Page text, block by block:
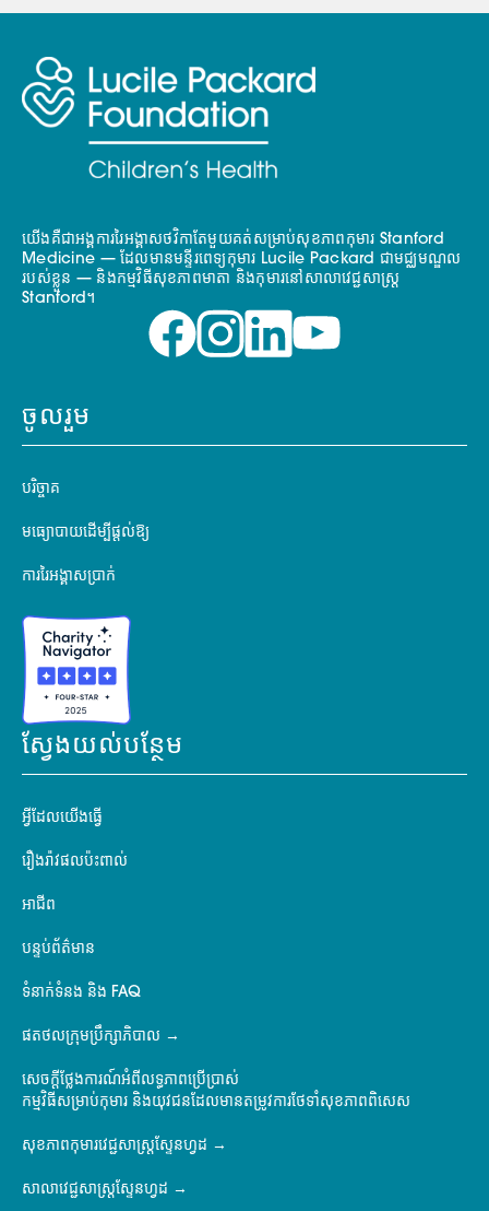
យើងគឺជាអង្គការរៃអង្គាសថវិកាតែមួយគត់សម្រាប់សុខភាពកុមារ Stanford
Medicine — ដែលមានមន្ទីរពេទ្យកុមារ Lucile Packard ជាមជ្ឈមណ្ឌល
របស់ខ្លួន — និងកម្មវិធីសុខភាពមាតា និងកុមារនៅសាលាវេជ្ជសាស្ត្រ
Stanford។
ចូលរួម
បរិច្ចាគ
មធ្យោបាយដើម្បីផ្តល់ឱ្យ
ការរៃអង្គាសប្រាក់
ស្វែងយល់បន្ថែម
អ្វីដែលយើងធ្វើ
រឿងរ៉ាវផលប៉ះពាល់
អាជីព
បន្ទប់ព័ត៌មាន
ទំនាក់ទំនង និង FAQ
ផតថលក្រុមប្រឹក្សាភិបាល
សេចក្តីថ្លែងការណ៍អំពីលទ្ធភាពប្រើប្រាស់
កម្មវិធីសម្រាប់កុមារ និងយុវជនដែលមានតម្រូវការថែទាំសុខភាពពិសេស
សុខភាពកុមារវេជ្ជសាស្ត្រស្ទែនហ្វដ
សាលាវេជ្ជសាស្ត្រស្ទែនហ្វដ